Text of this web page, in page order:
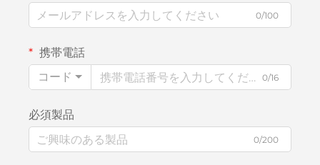
0/100
携帯電話
コード
0/16
必須製品
0/200